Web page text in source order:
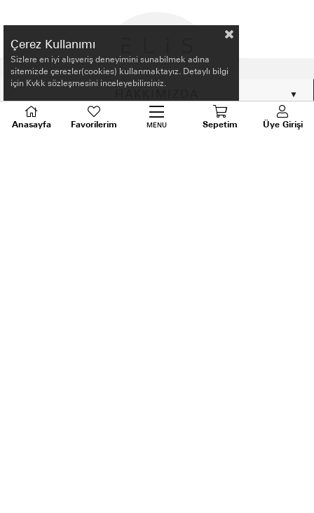
ALIŞVERİŞ BİLGİLERİ
Çerez Kullanımı
Sizlere en iyi alışveriş deneyimini sunabilmek adına
sitemizde çerezler(cookies) kullanmaktayız. Detaylı bilgi
için Kvkk sözleşmesini inceleyebilirsiniz.
Anasayfa Favorilerim MENU Sepetim Üye Girişi